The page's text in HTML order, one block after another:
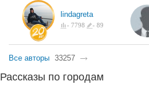
lindagreta
- 7798 - 89
Все авторы 33257
Рассказы по городам